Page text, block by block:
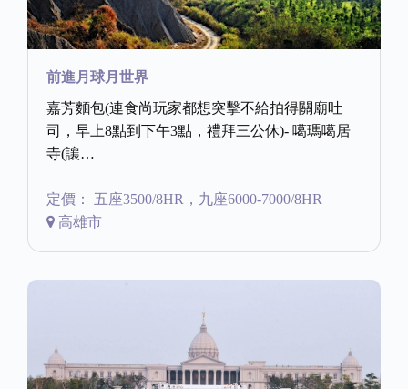
前進月球月世界
嘉芳麵包(連食尚玩家都想突擊不給拍得關廟吐
司，早上8點到下午3點，禮拜三公休)- 噶瑪噶居
寺(讓…
定價： 五座3500/8HR，九座6000-7000/8HR
高雄市